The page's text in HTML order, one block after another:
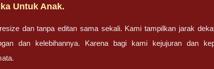
Untuk Anak.
dan tanpa editan sama sekali. Kami tampilkan jarak
dan kelebihannya. Karena bagi kami kejujuran dan